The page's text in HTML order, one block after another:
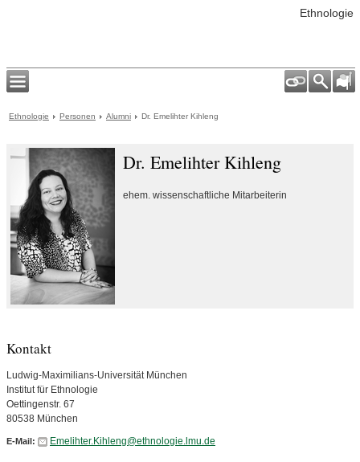
Ethnologie
Ethnologie Personen Alumni Dr. Emelihter Kihleng
Dr. Emelihter Kihleng
ehem. wissenschaftliche Mitarbeiterin
Kontakt
Ludwig-Maximilians-Universität München
Institut für Ethnologie
Oettingenstr. 67
80538 München
E-Mail: Emelihter.Kihleng@ethnologie.lmu.de